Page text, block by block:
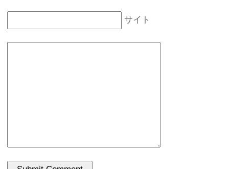
サイト